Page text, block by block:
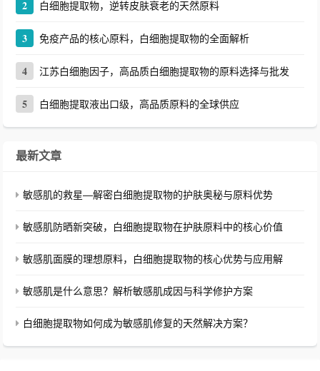
2 白细胞提取物，逆转皮肤衰老的天然原料
3 免疫产品的核心原料，白细胞提取物的全面解析
4 江苏白细胞因子，高品质白细胞提取物的原料选择与批发
5 白细胞提取液出口级，高品质原料的全球供应
最新文章
敏感肌的救星—解密白细胞提取物的护肤奥秘与原料优势
敏感肌防晒新突破，白细胞提取物在护肤原料中的核心价值
敏感肌面膜的理想原料，白细胞提取物的核心优势与应用解
敏感肌是什么意思？解析敏感肌成因与科学修护方案
白细胞提取物如何成为敏感肌修复的天然解决方案？